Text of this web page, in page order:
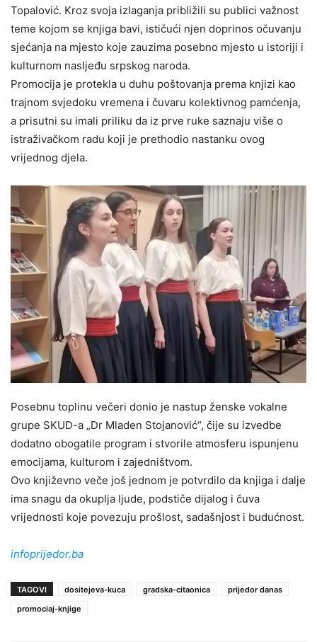
Topalović. Kroz svoja izlaganja približili su publici važnost
teme kojom se knjiga bavi, ističući njen doprinos očuvanju
sjećanja na mjesto koje zauzima posebno mjesto u istoriji i
kulturnom nasljeđu srpskog naroda.
Promocija je protekla u duhu poštovanja prema knjizi kao
trajnom svjedoku vremena i čuvaru kolektivnog pamćenja,
a prisutni su imali priliku da iz prve ruke saznaju više o
istraživačkom radu koji je prethodio nastanku ovog
vrijednog djela.
Posebnu toplinu večeri donio je nastup ženske vokalne
grupe SKUD-a „Dr Mladen Stojanović“, čije su izvedbe
dodatno obogatile program i stvorile atmosferu ispunjenu
emocijama, kulturom i zajedništvom.
Ovo književno veče još jednom je potvrdilo da knjiga i dalje
ima snagu da okuplja ljude, podstiče dijalog i čuva
vrijednosti koje povezuju prošlost, sadašnjost i budućnost.
infoprijedor.ba
TAGOVI dositejeva-kuca gradska-citaonica
prijedor danas
promociaj-knjige